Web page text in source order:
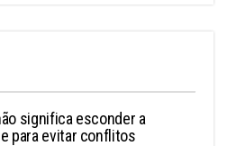
significa esconder a
para evitar conflitos